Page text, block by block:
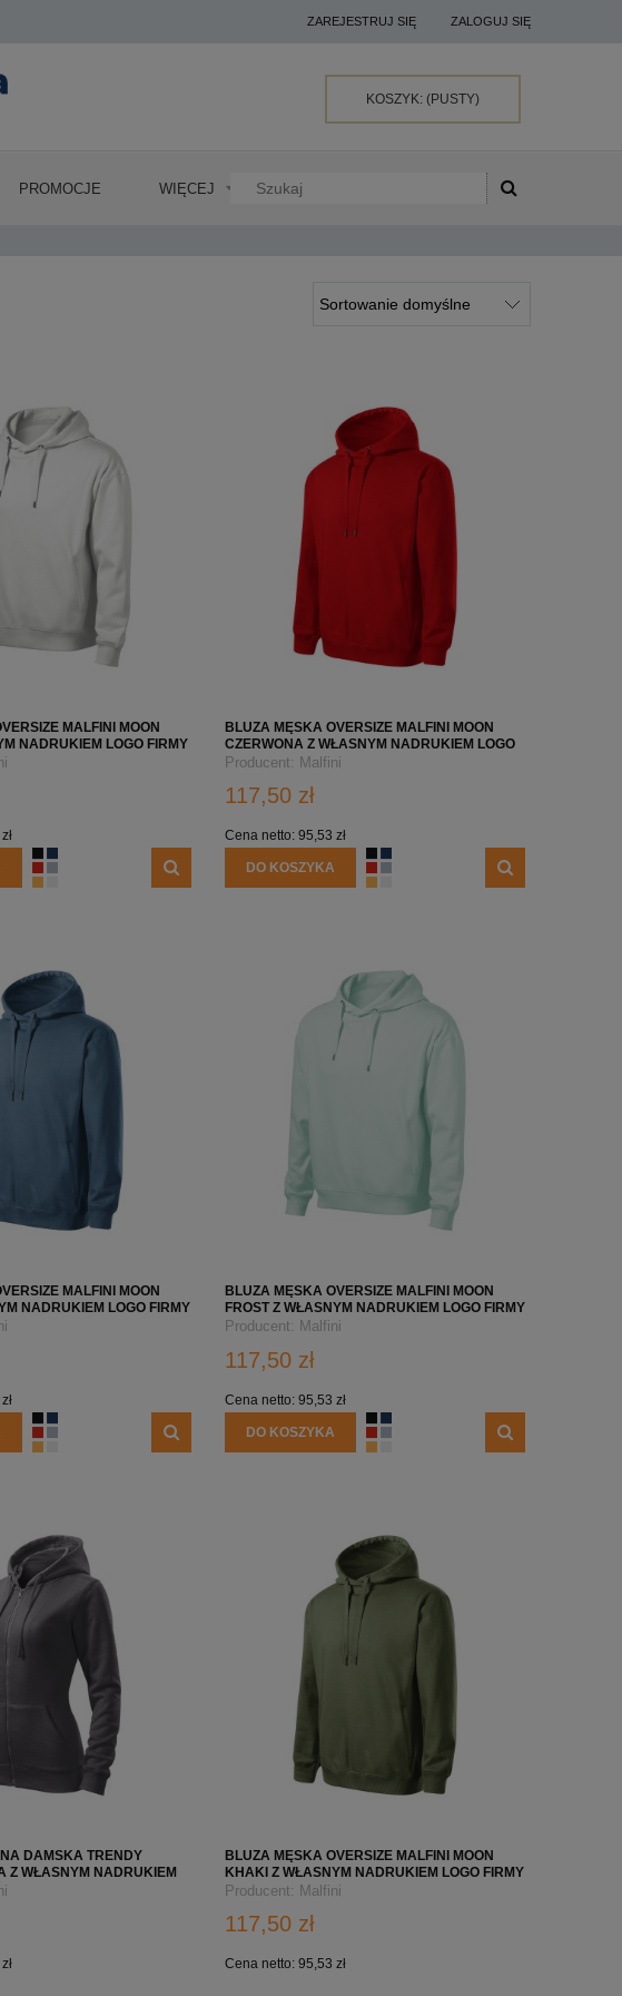
ZAREJESTRUJ SIĘ ZALOGUJ SIĘ
KOSZYK: (PUSTY)
PROMOCJE WIĘCEJ
MALFINI MOON
NADRUKIEM LOGO FIRMY
BLUZA MĘSKA OVERSIZE MALFINI MOON
CZERWONA Z WŁASNYM NADRUKIEM LOGO
FIRMY
Producent: Malfini
117,50 zł
Cena netto: 95,53 zł
DO KOSZYKA
MALFINI MOON
NADRUKIEM LOGO FIRMY
BLUZA MĘSKA OVERSIZE MALFINI MOON
FROST Z WŁASNYM NADRUKIEM LOGO FIRMY
Producent: Malfini
117,50 zł
Cena netto: 95,53 zł
DO KOSZYKA
DAMSKA TRENDY
Z WŁASNYM NADRUKIEM
BLUZA MĘSKA OVERSIZE MALFINI MOON
KHAKI Z WŁASNYM NADRUKIEM LOGO FIRMY
Producent: Malfini
117,50 zł
Cena netto: 95,53 zł